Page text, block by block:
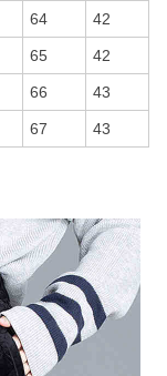
64 42
65 42
66 43
67 43